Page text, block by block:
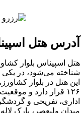
آدرس هتل
هتل اسپیناس بلوار
شناخته می‌شود، در یکی
این هتل در بلوار
۱۲۶ قرار دارد و
اداری، تفریحی و
میدان ولیعصر، پارک